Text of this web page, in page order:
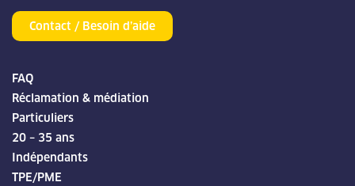
Contact / Besoin d’aide
FAQ
Réclamation & médiation
Particuliers
20 – 35 ans
Indépendants
TPE/PME